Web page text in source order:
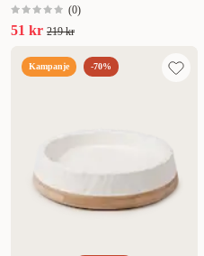
(0)
51 kr 219 kr
Kampanje -70%